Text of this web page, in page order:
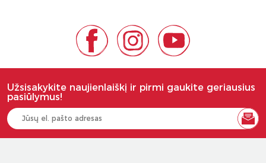
Užsisakykite naujienlaiškį ir pirmi gaukite geriausius
pasiūlymus!